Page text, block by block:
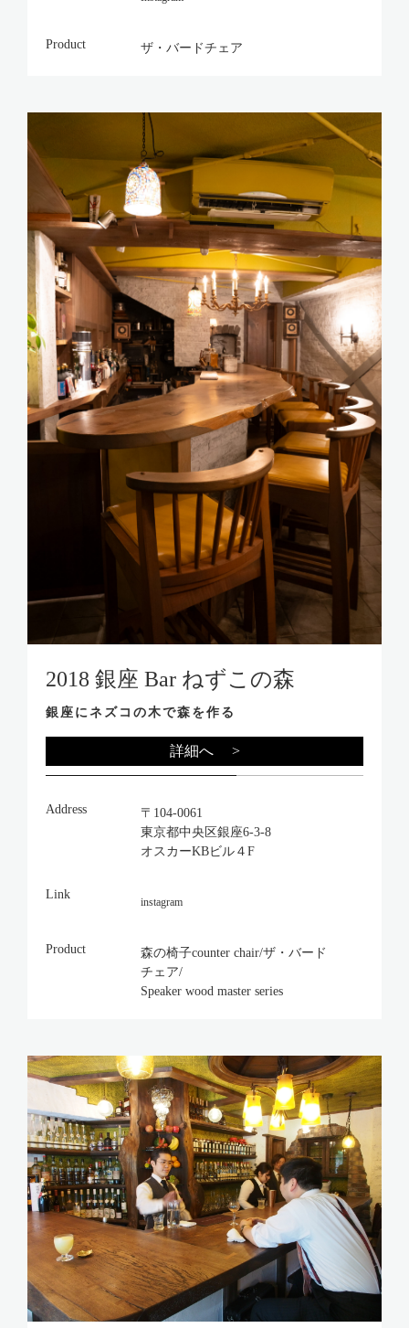
Product ザ・バードチェア
2018 銀座 Bar ねずこの森
銀座にネズコの木で森を作る
詳細へ >
Address
〒104-0061
東京都中央区銀座6-3-8
オスカーKBビル４F
Link
instagram
Product
森の椅子counter chair/ザ・バード
チェア/
Speaker wood master series